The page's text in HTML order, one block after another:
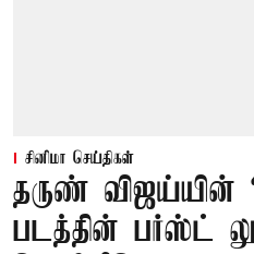
சினிமா செய்திகள்
தருண் விஜய்யின்
படத்தின் பர்ஸ்ட்